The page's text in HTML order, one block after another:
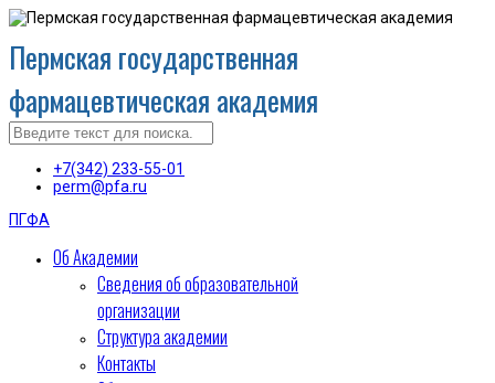
Пермская государственная
фармацевтическая академия
+7(342) 233-55-01
perm@pfa.ru
ПГФА
Об Академии
Сведения об образовательной
организации
Структура академии
Контакты